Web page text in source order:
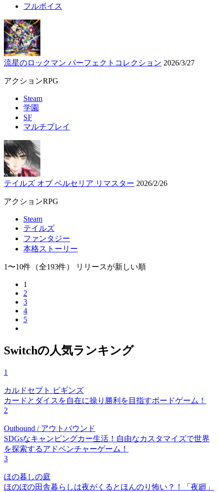
フルボイス
流星のロックマン パーフェクトコレクション 2026/3/27
アクションRPG
Steam
学園
SF
マルチプレイ
テイルズ オブ ベルセリア リマスター 2026/2/26
アクションRPG
Steam
テイルズ
ファンタジー
本格ストーリー
1〜10件 （全193件） リリースが新しい順
1
2
3
4
5
Switchの人気ランキング
1
カルドセプト ビギンズ
カードとダイスを自在に操り勝利を目指すボードゲーム！
2
Outbound / アウトバウンド
SDGsなキャンピングカー生活！自由なカスタマイズで世界
を探索するアドベンチャーゲーム！
3
ほの暮しの庭
ほのぼの田舎暮らしは夜がくるとほんのり怖い？！「夜廻」